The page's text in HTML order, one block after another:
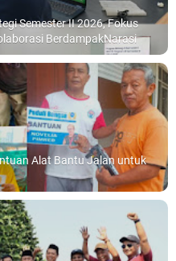
Semester II 2026, Fokus
BerdampakNarasi
Alat Bantu Jalan untuk